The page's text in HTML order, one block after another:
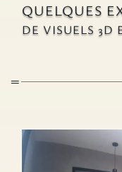
QUELQUES
DE VISUELS 3D